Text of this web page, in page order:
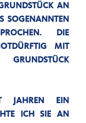
AN
SOGENANNTEN
DIE
MIT
GRUNDSTÜCK
JAHREN EIN
ICH SIE AN